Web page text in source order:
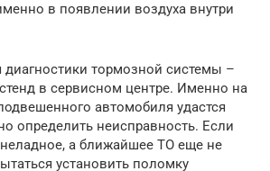
в появлении воздуха внутри
тормозной системы –
в сервисном центре. Именно на
автомобиля удастся
определить неисправность. Если
а ближайшее ТО еще не
установить поломку